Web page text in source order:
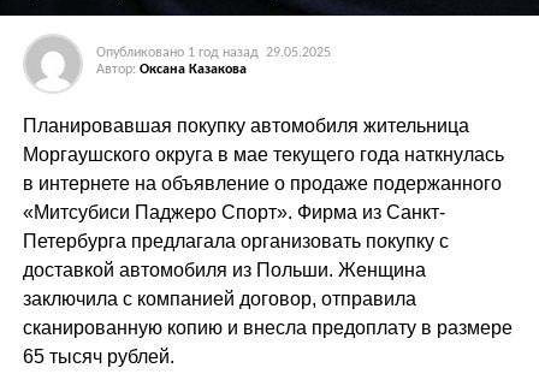
Опубликовано 1 год назад 29.05.2025
Автор: Оксана Казакова
Планировавшая покупку автомобиля жительница
Моргаушского округа в мае текущего года наткнулась
в интернете на объявление о продаже подержанного
«Митсубиси Паджеро Спорт». Фирма из Санкт-
Петербурга предлагала организовать покупку с
доставкой автомобиля из Польши. Женщина
заключила с компанией договор, отправила
сканированную копию и внесла предоплату в размере
65 тысяч рублей.